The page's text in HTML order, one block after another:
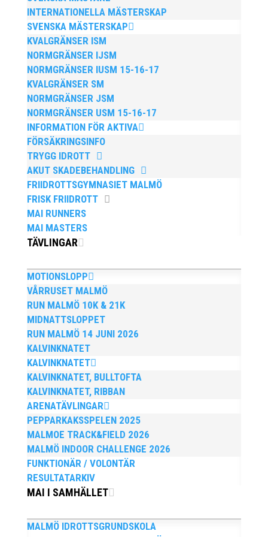
INTERNATIONELLA MÄSTERSKAP
SVENSKA MÄSTERSKAP
KVALGRÄNSER ISM
NORMGRÄNSER IJSM
NORMGRÄNSER IUSM 15-16-17
KVALGRÄNSER SM
NORMGRÄNSER JSM
NORMGRÄNSER USM 15-16-17
INFORMATION FÖR AKTIVA
FÖRSÄKRINGSINFO
TRYGG IDROTT
AKUT SKADEBEHANDLING
FRIIDROTTSGYMNASIET MALMÖ
FRISK FRIIDROTT
MAI RUNNERS
MAI MASTERS
TÄVLINGAR
MOTIONSLOPP
VÅRRUSET MALMÖ
RUN MALMÖ 10K & 21K
MIDNATTSLOPPET
RUN MALMÖ 14 JUNI 2026
KALVINKNATET
KALVINKNATET
KALVINKNATET, BULLTOFTA
KALVINKNATET, RIBBAN
ARENATÄVLINGAR
PEPPARKAKSSPELEN 2025
MALMOE TRACK&FIELD 2026
MALMÖ INDOOR CHALLENGE 2026
FUNKTIONÄR / VOLONTÄR
RESULTATARKIV
MAI I SAMHÄLLET
MALMÖ IDROTTSGRUNDSKOLA
Publicerat tidigare
Bilder från Stafett-SM 2026. Foto: Thomas
Leandersson Fler bilder från MAI:s Årsmöte 2026
börjar sin anställning den 13 april. Anders har ett
brett idrottsintresse och har bland annat fungerat
som tränare inom hockeyn i Trelleborg och fotbollen i
Höllviken tidigare. I fortsättningen blir det dock
friidrott...
Efter att årsmötet avslutats följde en kväll med
stipendieutdelning, mat och underhållning. Bilder
från denna del hittar ni i länken nedan. Stort tack till
Bengt Bendéus som möjliggjorde och generöst
finansierade denna del av kvällen. Fler bilder från